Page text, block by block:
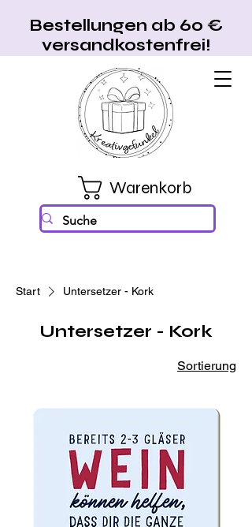
Bestellungen ab 60 €
versandkostenfrei!
Warenkorb
Start Untersetzer - Kork
Untersetzer - Kork
Sortierung